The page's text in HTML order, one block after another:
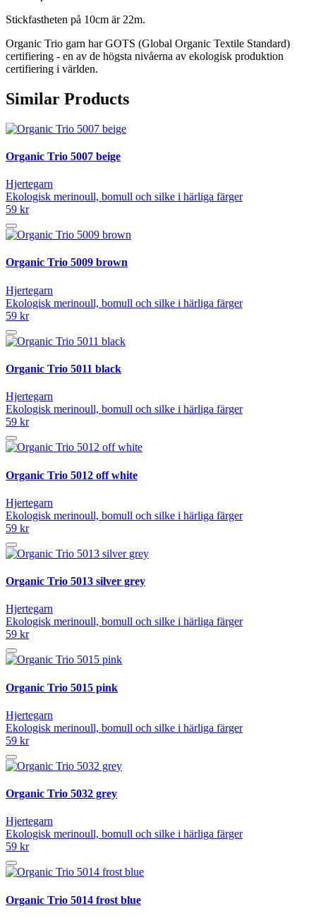
Stickfastheten på 10cm är 22m.
Organic Trio garn har GOTS (Global Organic Textile Standard)
certifiering - en av de högsta nivåerna av ekologisk produktion
certifiering i världen.
Similar Products
Organic Trio 5007 beige
Hjertegarn
Ekologisk merinoull, bomull och silke i härliga färger
59 kr
Organic Trio 5009 brown
Hjertegarn
Ekologisk merinoull, bomull och silke i härliga färger
59 kr
Organic Trio 5011 black
Hjertegarn
Ekologisk merinoull, bomull och silke i härliga färger
59 kr
Organic Trio 5012 off white
Hjertegarn
Ekologisk merinoull, bomull och silke i härliga färger
59 kr
Organic Trio 5013 silver grey
Hjertegarn
Ekologisk merinoull, bomull och silke i härliga färger
59 kr
Organic Trio 5015 pink
Hjertegarn
Ekologisk merinoull, bomull och silke i härliga färger
59 kr
Organic Trio 5032 grey
Hjertegarn
Ekologisk merinoull, bomull och silke i härliga färger
59 kr
Organic Trio 5014 frost blue